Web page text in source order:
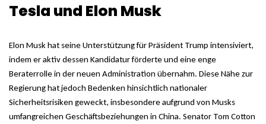
Tesla und Elon Musk
Elon Musk hat seine Unterstützung für Präsident Trump intensiviert,
indem er aktiv dessen Kandidatur förderte und eine enge
Beraterrolle in der neuen Administration übernahm. Diese Nähe zur
Regierung hat jedoch Bedenken hinsichtlich nationaler
Sicherheitsrisiken geweckt, insbesondere aufgrund von Musks
umfangreichen Geschäftsbeziehungen in China. Senator Tom Cotton